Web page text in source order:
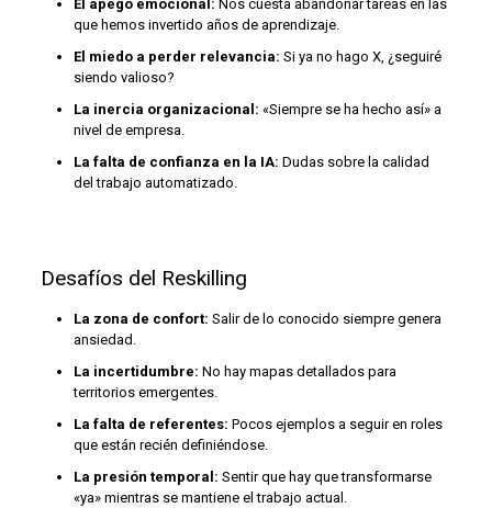
El apego emocional: Nos cuesta abandonar tareas en las
que hemos invertido años de aprendizaje.
El miedo a perder relevancia: Si ya no hago X, ¿seguiré
siendo valioso?
La inercia organizacional: «Siempre se ha hecho así» a
nivel de empresa.
La falta de confianza en la IA: Dudas sobre la calidad
del trabajo automatizado.
Desafíos del Reskilling
La zona de confort: Salir de lo conocido siempre genera
ansiedad.
La incertidumbre: No hay mapas detallados para
territorios emergentes.
La falta de referentes: Pocos ejemplos a seguir en roles
que están recién definiéndose.
La presión temporal: Sentir que hay que transformarse
«ya» mientras se mantiene el trabajo actual.